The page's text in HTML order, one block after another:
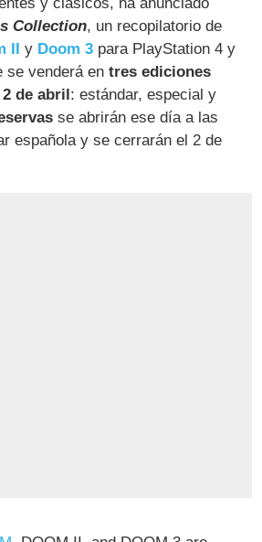
Collection, un recopilatorio de
II y Doom 3 para PlayStation 4 y
se venderá entres ediciones
2 de abril: estándar, especial y
se abrirán ese día a las
española y se cerrarán el 2 de